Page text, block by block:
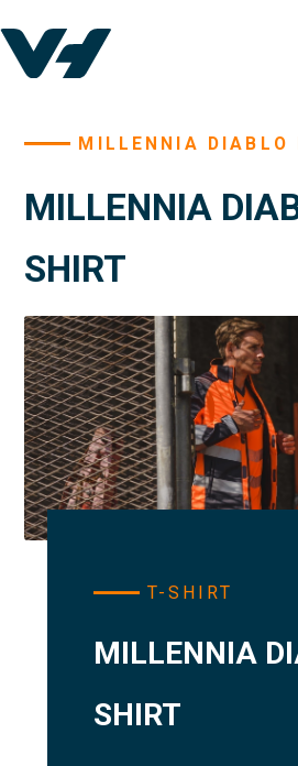
MILLENNIA DIABLO
MILLENNIA
SHIRT
T-SHIRT
MILLENNIA
SHIRT